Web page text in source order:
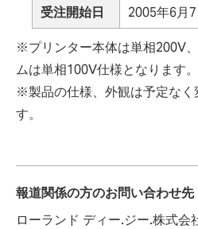
受注開始日 2005年6月
※プリンター本体は単相200V
ムは単相100V仕様となります。
※製品の仕様、外観は予定なく
す。
報道関係の方のお問い合わせ先
ローランド ディー.ジー.株式会